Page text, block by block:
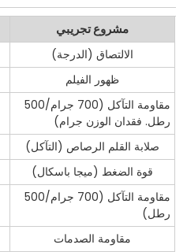
مشروع تجريبي
الالتصاق (الدرجة)
ظهور الفيلم
مقاومة التآكل (700 جرام/500
رطل. فقدان الوزن جرام)
صلابة القلم الرصاص (التآكل)
قوة الضغط (ميجا باسكال)
مقاومة التآكل (700 جرام/500
رطل)
مقاومة الصدمات